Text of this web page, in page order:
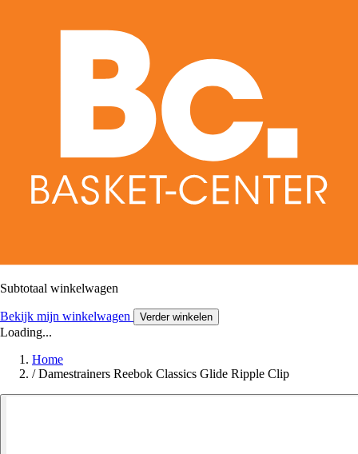
Subtotaal winkelwagen
Bekijk mijn winkelwagen Verder winkelen
Loading...
Home
/ Damestrainers Reebok Classics Glide Ripple Clip